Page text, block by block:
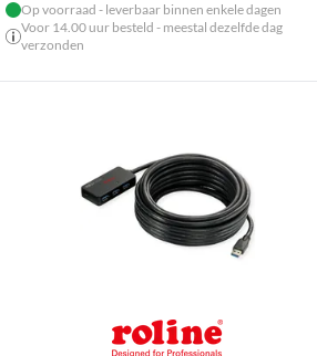
Op voorraad - leverbaar binnen enkele dagen
Voor 14.00 uur besteld - meestal dezelfde dag
verzonden